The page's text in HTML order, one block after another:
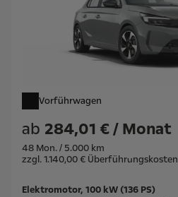
Vorführwagen
ab 284,01 € / Monat
48 Mon. / 5.000 km
zzgl. 1.140,00 € Überführungskosten
Elektromotor, 100 kW (136 PS)